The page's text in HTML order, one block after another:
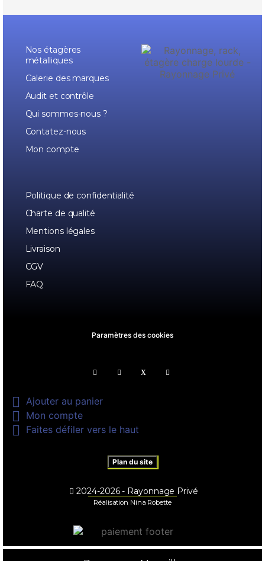
Nos étagères
métalliques
Galerie des marques
Audit et contrôle
Qui sommes-nous ?
Contatez-nous
Mon compte
Politique de confidentialité
Charte de qualité
Mentions légales
Livraison
CGV
FAQ
Paramètres des cookies
 Ajouter au panier
 Mon compte
 Faites défiler vers le haut
Plan du site
2024-2026 - Rayonnage Privé
Réalisation Nina Robette